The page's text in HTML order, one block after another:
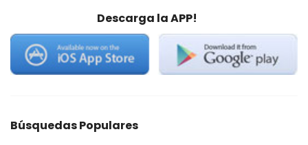
Descarga la APP!
Búsquedas Populares